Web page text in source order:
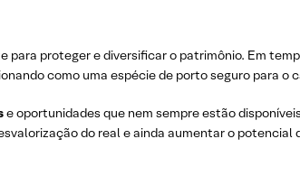
proteger e diversificar o patrimônio. Em
como uma espécie de porto seguro para o
e oportunidades que nem sempre estão
do real e ainda aumentar o potencial